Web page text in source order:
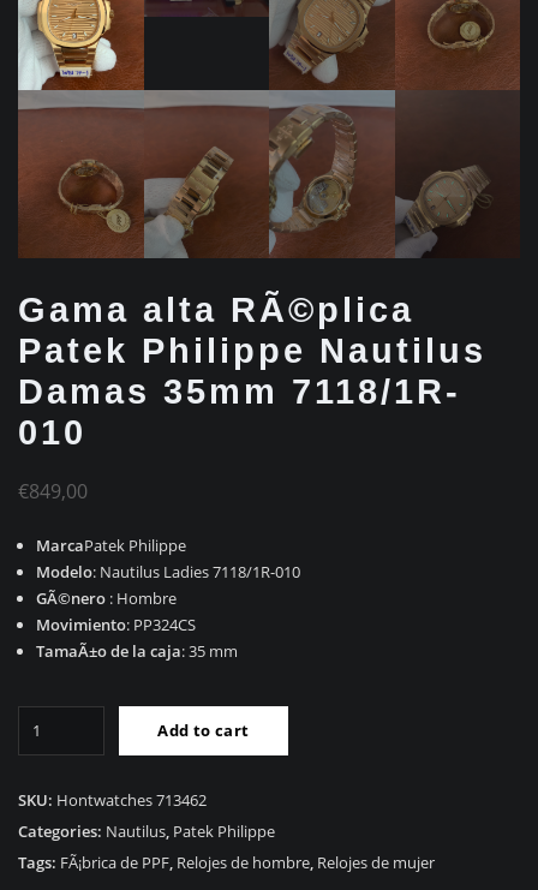
Gama alta RÃ©plica
Patek Philippe Nautilus
Damas 35mm 7118/1R-
010
€849,00
MarcaPatek Philippe
Modelo: Nautilus Ladies 7118/1R-010
GÃ©nero : Hombre
Movimiento: PP324CS
TamaÃ±o de la caja: 35 mm
Patek
Philippe
Nautilus
Damas
Add to cart
SKU: Hontwatches 713462
Categories: Nautilus, Patek Philippe
Tags: FÃ¡brica de PPF, Relojes de hombre, Relojes de mujer